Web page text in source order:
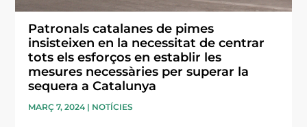
Patronals catalanes de pimes
insisteixen en la necessitat de centrar
tots els esforços en establir les
mesures necessàries per superar la
sequera a Catalunya
MARÇ 7, 2024 | NOTÍCIES